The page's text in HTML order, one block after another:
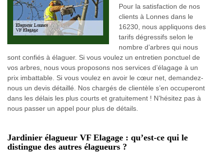
Pour la satisfaction de nos
clients à Lonnes dans le
16230, nous appliquons des
tarifs dégressifs selon le
nombre d’arbres qui nous
sont confiés à élaguer. Si vous voulez un entretien ponctuel de
vos arbres, nous vous proposons nos services d’élagage à un
prix imbattable. Si vous voulez en avoir le cœur net, demandez-
nous un devis détaillé. Nos chargés de clientèle s’en occuperont
dans les délais les plus courts et gratuitement ! N’hésitez pas à
nous passer un appel pour plus de détails.
Jardinier élagueur VF Elagage : qu’est-ce qui le
distingue des autres élagueurs ?